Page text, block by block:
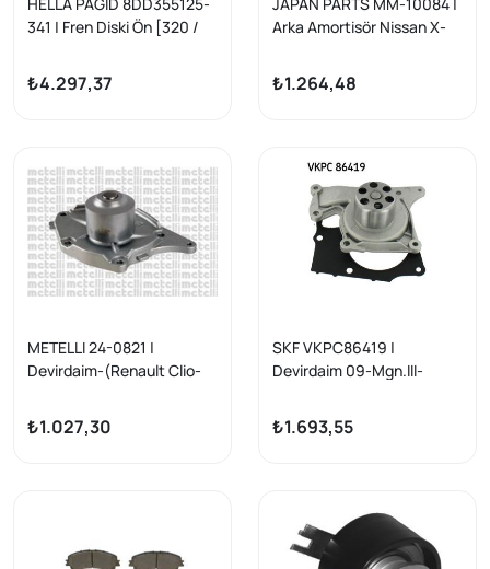
341 | Fren Diski Ön [320 /
1.6 DCI 14-/ X-Traıl 1.6 Dıg
15 -)
₺4.297,37
Arka Amortisör Nissan X-
Qashqai 13-18
₺1.264,48
METELLI 24-0821 |
Devirdaim-(Renault Clio-
Nissan Micra-K12 03 / 1,5
DCI) Çap 70 mm
₺1.027,30
SKF VKPC86419 |
Devirdaim 09-Mgn.III-
Symbol 12-M.S A-Seri
(W176) Cıtan (415)
₺1.693,55